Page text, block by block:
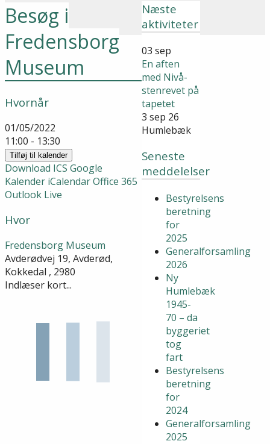
Næste
aktiviteter
03 sep
En aften
med Nivå-
stenrevet på
tapetet
3 sep 26
Humlebæk
Seneste
meddelelser
Bestyrelsens
beretning
for
2025
Generalforsamling
2026
Ny
Humlebæk
1945-
70 – da
byggeriet
tog
fart
Bestyrelsens
beretning
for
2024
Generalforsamling
2025
Besøg i
Fredensborg
Museum
Hvornår
01/05/2022
11:00 - 13:30
Tilføj til kalender
Download ICS Google
Kalender iCalendarOffice 365
Outlook Live
Hvor
Fredensborg Museum
Avderødvej 19, Avderød,
Kokkedal , 2980
Indlæser kort...